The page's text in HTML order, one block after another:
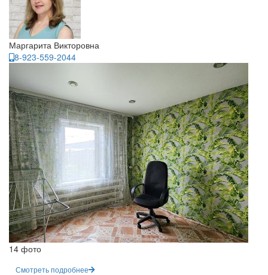
Маргарита Викторовна
8-923-559-2044
14 фото
Смотреть подробнее